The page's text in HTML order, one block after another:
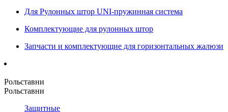
Для Рулонных штор UNI-пружинная система
Комплектующие для рулонных штор
Запчасти и комплектующие для горизонтальных жалюзи
Рольставни
Рольставни
Защитные